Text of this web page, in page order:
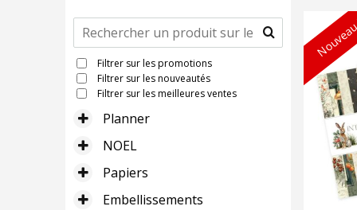
Filtrer sur les promotions
Filtrer sur les nouveautés
Filtrer sur les meilleures ventes
Planner
NOEL
Papiers
Embellissements